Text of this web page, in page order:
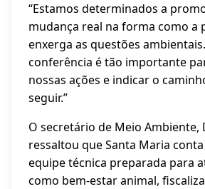
“Estamos determinados a
mudança real na forma como a
enxerga as questões
conferência é tão importante
nossas ações e indicar o
seguir.”
O secretário de Meio Ambiente,
ressaltou que Santa Maria
equipe técnica preparada para
como bem-estar animal,